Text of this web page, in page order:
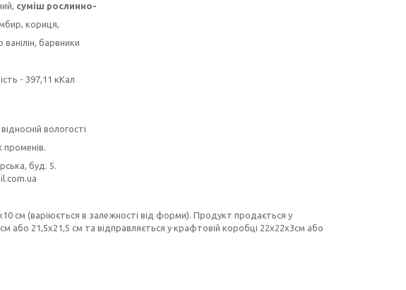
суміш рослинно-
кориця,
барвники
- 397,11 кКал
вологості
променів.
буд. 5.
см (варіюється в залежності від форми). Продукт продається у
або 21,5х21,5 см та відправляється у крафтовій коробці 22х22х3см або